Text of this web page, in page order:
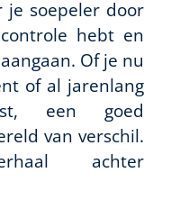
je soepeler door
hebt en
Of je nu
of al jarenlang
een goed
van verschil.
achter